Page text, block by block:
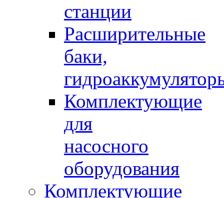
станции
Расширительные
баки,
Комплектующие
для
насосного
оборудования
Комплектующие